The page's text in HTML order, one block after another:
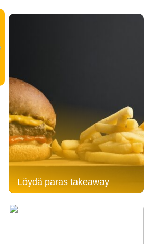
Löydä paras takeaway